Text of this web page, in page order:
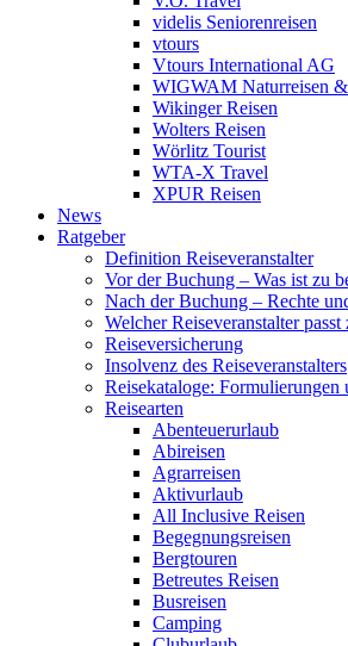
videlis Seniorenreisen
vtours
Vtours International AG
WIGWAM Naturreisen
Wikinger Reisen
Wolters Reisen
Wörlitz Tourist
WTA-X Travel
XPUR Reisen
News
Ratgeber
Definition Reiseveranstalter
Vor der Buchung – Was ist zu
Nach der Buchung – Rechte
Welcher Reiseveranstalter passt
Reiseversicherung
Insolvenz des Reiseveranstalters
Reisekataloge: Formulierungen
Reisearten
Abenteuerurlaub
Abireisen
Agrarreisen
Aktivurlaub
All Inclusive Reisen
Begegnungsreisen
Bergtouren
Betreutes Reisen
Busreisen
Camping